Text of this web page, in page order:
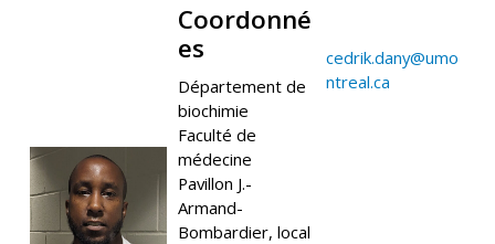
Coordonné
es
Département de
biochimie
Faculté de
médecine
Pavillon J.-
Armand-
Bombardier, local
cedrik.dany@umo
ntreal.ca